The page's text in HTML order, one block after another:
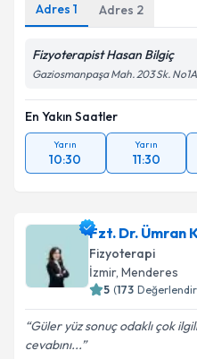
Adres 1 Adres 2
Fizyoterapist Hasan Bilgiç
Gaziosmanpaşa Mah. 203 Sk. No1A
En Yakın Saatler
Yarın
10:30
Yarın
11:30
Fzt. Dr. Ümran
Fizyoterapi
İzmir, Menderes
5 (173
Güler yüz sonuç odaklı çok
cevabını...